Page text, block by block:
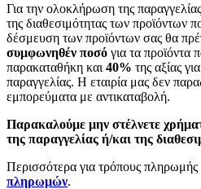
Για την ολοκλήρωση της
της διαθεσιμότητας των προϊόντων
δέσμευση των προϊόντων σας θα
συμφωνηθέν ποσό για τα προϊόντα
παρακαταθήκη και 40% της αξίας
παραγγελίας. Η εταιρία μας δεν
εμπορεύματα με αντικαταβολή.
Παρακαλούμε μην στέλνετε
της παραγγελίας ή/και της
Περισσότερα για τρόπους πληρωμής
πληρωμών.